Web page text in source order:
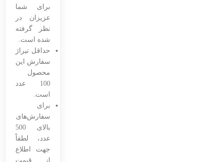
برای شما
عزیزان در
نظر گرفته
شده است.
حداقل تیراژ
سفارش این
محصول
100 عدد
است.
برای
سفارش‌های
بالای 500
عدد، لطفاً
جهت اطلاع
از قیمت